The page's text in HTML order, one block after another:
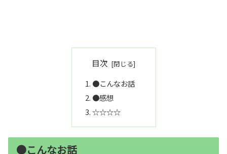
目次
●こんなお話
●感想
☆☆☆☆
●こんなお話